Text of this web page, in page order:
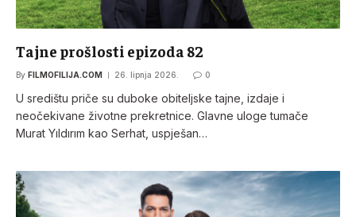
Tajne prošlosti epizoda 82
By FILMOFILIJA.COM 26. lipnja 2026. 0
U središtu priče su duboke obiteljske tajne, izdaje i
neočekivane životne prekretnice. Glavne uloge tumače
Murat Yıldırım kao Serhat, uspješan…